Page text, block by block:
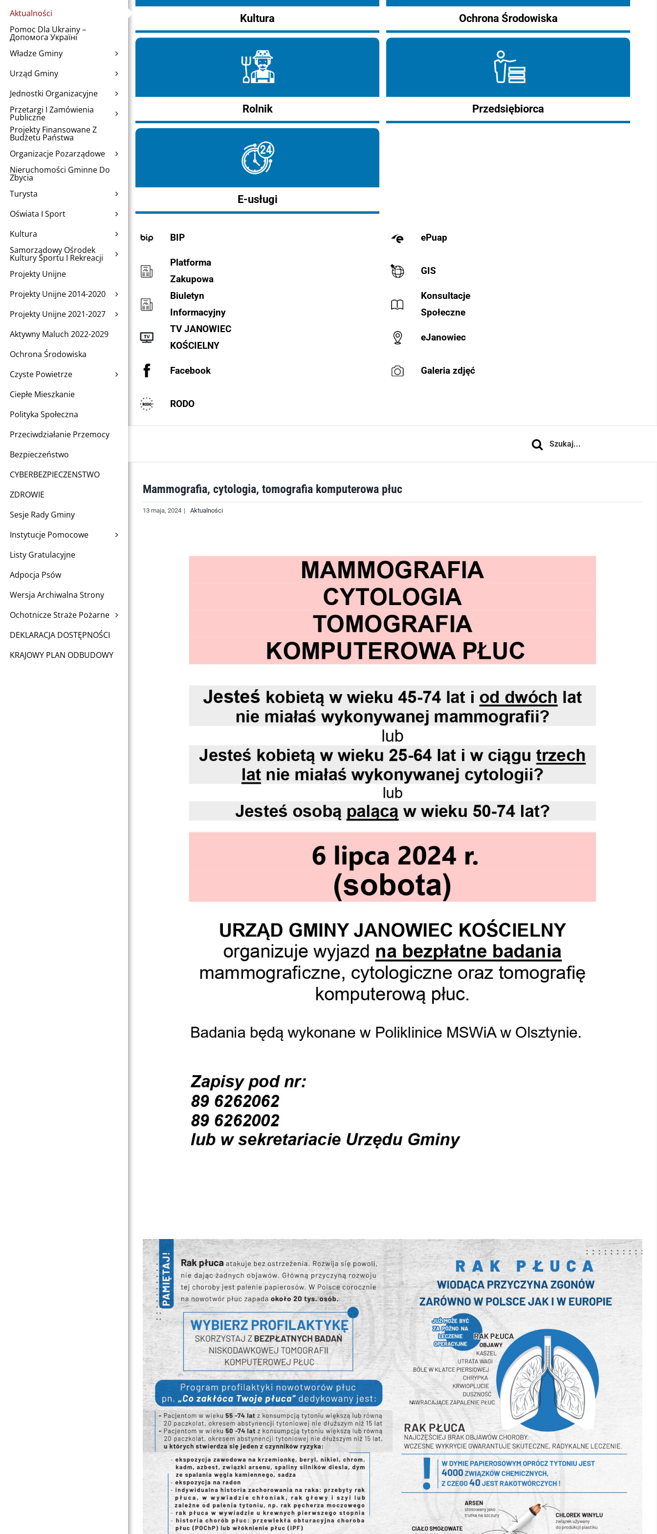
Aktualności
Pomoc Dla Ukrainy –
Допомога Україні
Władze Gminy
Urząd Gminy
Jednostki Organizacyjne
Przetargi I Zamówienia
Publiczne
Projekty Finansowane Z
Budżetu Państwa
Organizacje Pozarządowe
Nieruchomości Gminne Do
Zbycia
Turysta
Oświata I Sport
Kultura
Samorządowy Ośrodek
Kultury Sportu I Rekreacji
Projekty Unijne
Projekty Unijne 2014-2020
Projekty Unijne 2021-2027
Aktywny Maluch 2022-2029
Ochrona Środowiska
Czyste Powietrze
Ciepłe Mieszkanie
Polityka Społeczna
Przeciwdziałanie Przemocy
Bezpieczeństwo
CYBERBEZPIECZENSTWO
ZDROWIE
Sesje Rady Gminy
Instytucje Pomocowe
Listy Gratulacyjne
Adpocja Psów
Wersja Archiwalna Strony
Ochotnicze Straże Pożarne
DEKLARACJA DOSTĘPNOŚCI
KRAJOWY PLAN ODBUDOWY
Kultura Ochrona Środowiska
Rolnik Przedsiębiorca
E-usługi
BIP ePuap
Platforma
Zakupowa
GIS
Biuletyn
Informacyjny
Konsultacje
Społeczne
TV JANOWIEC
KOŚCIELNY
eJanowiec
Facebook Galeria zdjęć
RODO
Szukaj
Mammografia, cytologia, tomografia komputerowa płuc
13 maja, 2024 | Aktualności